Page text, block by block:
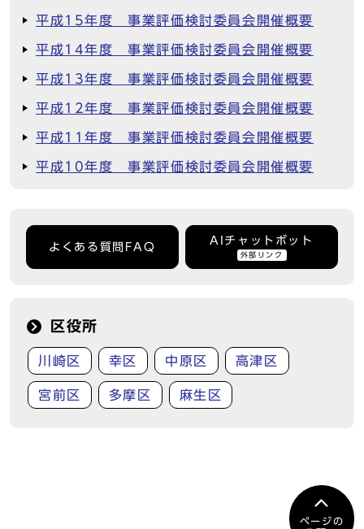
平成15年度 事業評価検討委員会開催概要
平成14年度 事業評価検討委員会開催概要
平成13年度 事業評価検討委員会開催概要
平成12年度 事業評価検討委員会開催概要
平成11年度 事業評価検討委員会開催概要
平成10年度 事業評価検討委員会開催概要
よくある質問FAQ
AIチャットボット
外部リンク
区役所
川崎区 幸区 中原区 高津区
宮前区 多摩区 麻生区
ページの